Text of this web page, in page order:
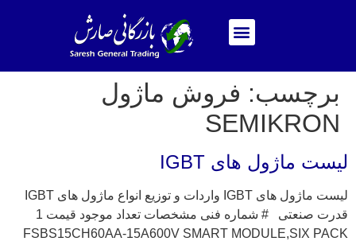
برچسب: فروش ماژول
SEMIKRON
لیست ماژول های IGBT
لیست ماژول های IGBT واردات و توزیع انواع ماژول های IGBT
قدرت صنعتی # شماره فنی مشخصات تعداد موجود قیمت 1
FSBS15CH60AA-15A600V SMART MODULE,SIX PACK